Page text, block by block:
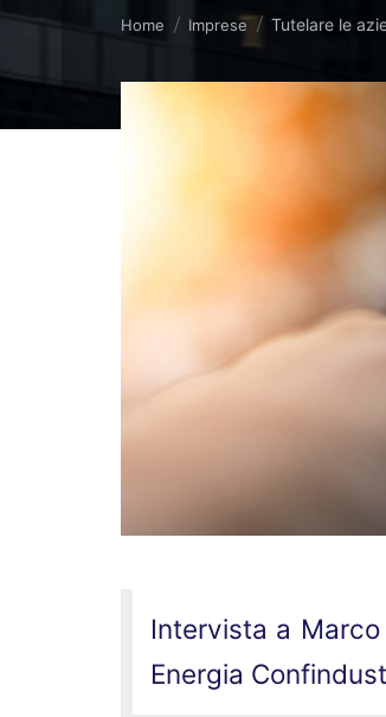
Tu sei qui:
Home Imprese Tutelare le
Intervista a
Energia